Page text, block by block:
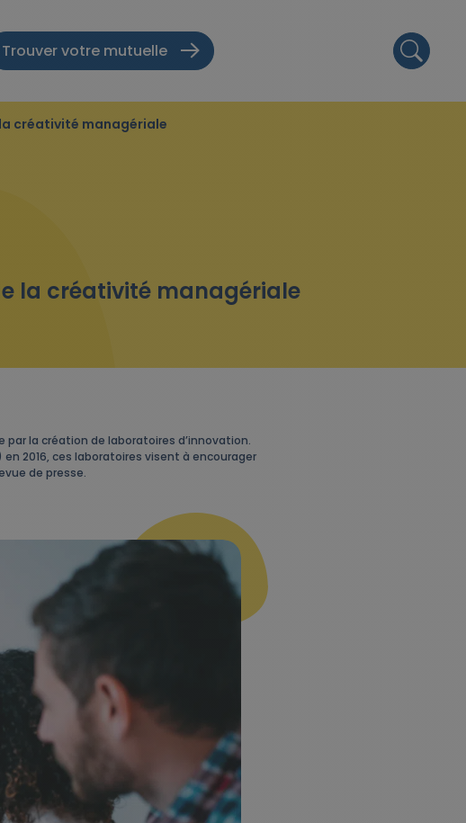
Trouver votre mutuelle
la créativité managériale
la créativité managériale
la création de laboratoires d’innovation.
2016, ces laboratoires visent à encourager
de presse.